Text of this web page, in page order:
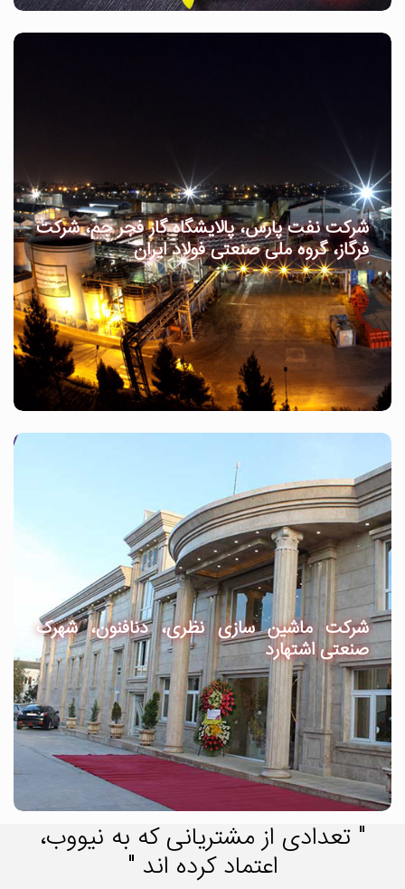
شرکت نفت پارس، پالایشگاه گاز فجر جم، شرکت
فرگاز، گروه ملی صنعتی فولاد ایران
شرکت ماشین سازی نظری، دنافنون، شهرک
صنعتی اشتهارد
" تعدادی از مشتریانی که به نیووب،
اعتماد کرده اند "